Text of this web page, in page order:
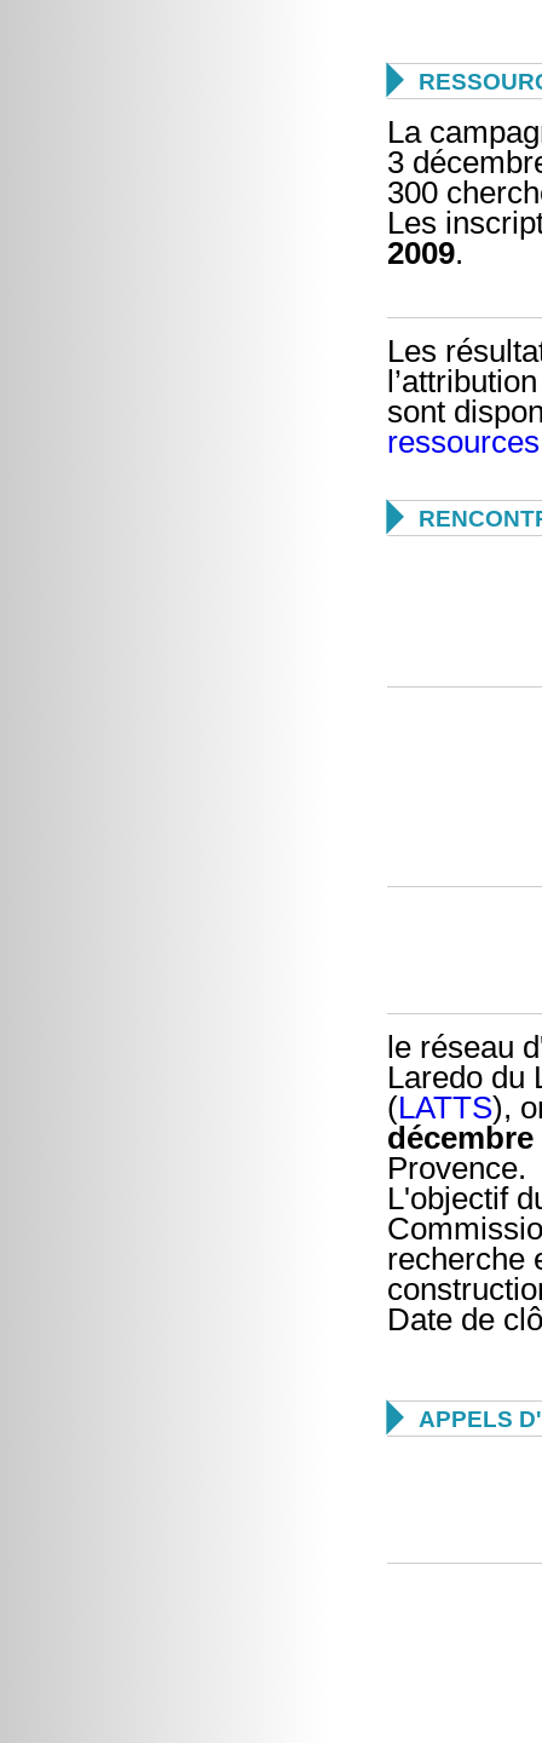

La
3
300
Les
2009.
Les
sont

le réseau
Laredo du
(LATTS),
décembre
Provence.
L'objectif
recherche
Date de
 APPELS